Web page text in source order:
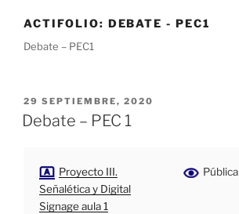
ACTIFOLIO: DEBATE - PEC1
Debate – PEC1
PUBLICADO
EL
29 SEPTIEMBRE, 2020
Debate – PEC 1
Proyecto III.
Señalética y Digital
Signage aula 1
Pública